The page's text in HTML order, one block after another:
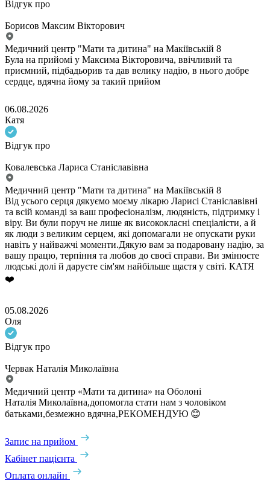
Відгук про
Борисов Максим Вікторович
Медичний центр "Мати та дитина" на Макіївській 8
Була на прийомі у Максима Вікторовича, ввічливий та
приємний, підбадьорив та дав велику надію, в нього добре
сердце, вдячна йому за такий прийом
06.08.2026
Катя
Відгук про
Ковалевська Лариса Станіславівна
Медичний центр "Мати та дитина" на Макіївській 8
Від усього серця дякуємо моєму лікарю Ларисі Станіславівні
та всій команді за ваш професіоналізм, людяність, підтримку і
віру. Ви були поруч не лише як висококласні спеціалісти, а й
як люди з великим серцем, які допомагали не опускати руки
навіть у найважчі моменти.Дякую вам за подаровану надію, за
вашу працю, терпіння та любов до своєї справи. Ви змінюєте
людські долі й даруєте сім'ям найбільше щастя у світі. КАТЯ
❤️
05.08.2026
Оля
Відгук про
Червак Наталія Миколаївна
Медичний центр «Мати та дитина» на Оболоні
Наталія Миколаївна,допомогла стати нам з чоловіком
батьками,безмежно вдячна,РЕКОМЕНДУЮ 😊
Запис на прийом
Кабінет пацієнта
Оплата онлайн